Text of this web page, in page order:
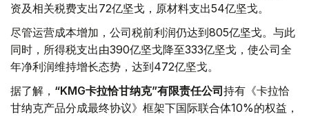
资及相关税费支出72亿坚戈，原材料支出54亿坚戈。
尽管运营成本增加，公司税前利润仍达到805亿坚戈。与此
同时，所得税支出由390亿坚戈降至333亿坚戈，使公司全
年净利润维持增长态势，达到472亿坚戈。
据了解， “KMG卡拉恰甘纳克”有限责任公司持有《卡拉恰
甘纳克产品分成最终协议》框架下国际联合体10%的权益，